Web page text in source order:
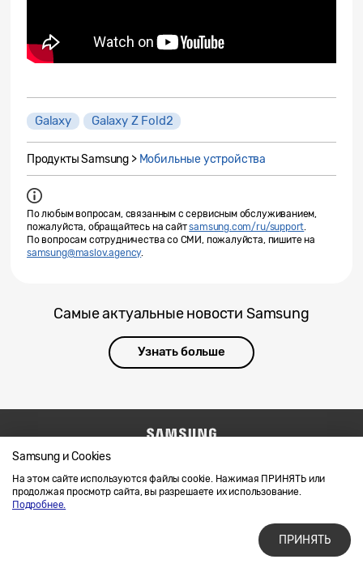
Samsung и Cookies
На этом сайте используются файлы cookie. Нажимая ПРИНЯТЬ или
продолжая просмотр сайта, вы разрешаете их использование.
Подробнее.
ПРИНЯТЬ
Galaxy Galaxy Z Fold2
Продукты Samsung > Мобильные устройства
По любым вопросам, связанным с сервисным обслуживанием,
пожалуйста, обращайтесь на сайтsamsung.com/ru/support.
По вопросам сотрудничества со СМИ, пожалуйста, пишите на
samsung@maslov.agency.
Самые актуальные новости Samsung
Узнать больше
Напишите нам
Условия использования материалов
Конфиденциальность и файлы cookie